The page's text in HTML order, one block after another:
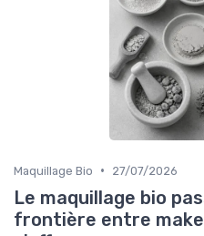
Maquillage Bio • 27/07/2026
Le maquillage bio
frontière entre